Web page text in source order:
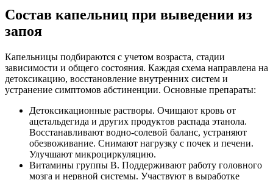
Состав капельниц при выведении из
запоя
Капельницы подбираются с учетом возраста, стадии
зависимости и общего состояния. Каждая схема направлена на
детоксикацию, восстановление внутренних систем и
устранение симптомов абстиненции. Основные препараты:
Детоксикационные растворы. Очищают кровь от
ацетальдегида и других продуктов распада этанола.
Восстанавливают водно-солевой баланс, устраняют
обезвоживание. Снимают нагрузку с почек и печени.
Улучшают микроциркуляцию.
Витамины группы B. Поддерживают работу головного
мозга и нервной системы. Участвуют в выработке